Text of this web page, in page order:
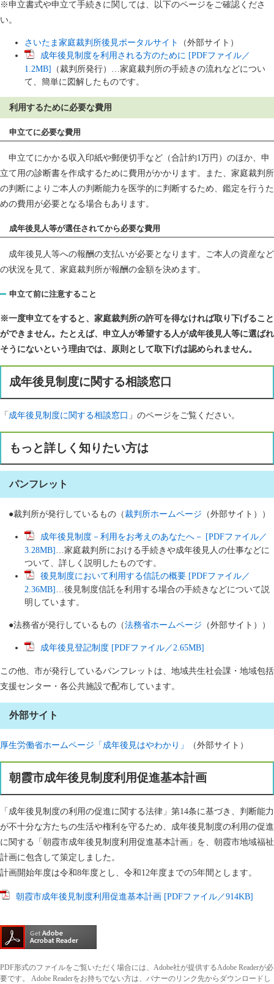
※申立書式や申立て手続きに関しては、以下のページをご確認くださ
い。
さいたま家庭裁判所後見ポータルサイト
（外部サイト）
成年後見制度を利用される方のために [PDFファイル／
1.2MB] （裁判所発行）…家庭裁判所の手続きの流れなどについ
て、簡単に図解したものです。
利用するために必要な費用
申立てに必要な費用
申立てにかかる収入印紙や郵便切手など（合計約1万円）のほか、申
立て用の診断書を作成するために費用がかかります。また、家庭裁判所
の判断によりご本人の判断能力を医学的に判断するため、鑑定を行うた
めの費用が必要となる場合もあります。
成年後見人等が選任されてから必要な費用
成年後見人等への報酬の支払いが必要となります。ご本人の資産など
の状況を見て、家庭裁判所が報酬の金額を決めます。
申立て前に注意すること
※一度申立てをすると、家庭裁判所の許可を得なければ取り下げること
ができません。たとえば、申立人が希望する人が成年後見人等に選ばれ
そうにないという理由では、原則として取下げは認められません。
成年後見制度に関する相談窓口
「 成年後見制度に関する相談窓口 」のページをご覧ください。
もっと詳しく知りたい方は
パンフレット
●裁判所が発行しているもの（裁判所ホームページ （外部サイト））
成年後見制度－利用をお考えのあなたへ－ [PDFファイル／
3.28MB] …家庭裁判所における手続きや成年後見人の仕事などに
ついて、詳しく説明したものです。
後見制度において利用する信託の概要 [PDFファイル／
2.36MB] …後見制度信託を利用する場合の手続きなどについて説
明しています。
●法務省が発行しているもの（法務省ホームページ （外部サイト））
成年後見登記制度 [PDFファイル／2.65MB]
この他、市が発行しているパンフレットは、地域共生社会課・地域包括
支援センター・各公共施設で配布しています。
外部サイト
厚生労働省ホームページ「成年後見はやわかり」 （外部サイト）
朝霞市成年後見制度利用促進基本計画
「成年後見制度の利用の促進に関する法律」第14条に基づき、判断能力
が不十分な方たちの生活や権利を守るため、成年後見制度の利用の促進
に関する「朝霞市成年後見制度利用促進基本計画」を、朝霞市地域福祉
計画に包含して策定しました。
計画開始年度は令和8年度とし、令和12年度までの5年間とします。
朝霞市成年後見制度利用促進基本計画 [PDFファイル／914KB]
PDF形式のファイルをご覧いただく場合には、Adobe社が提供するAdobe Readerが必
要です。
Adobe Readerをお持ちでない方は、バナーのリンク先からダウンロードし